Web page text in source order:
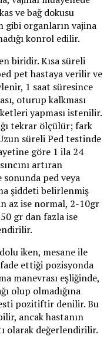
ve bağ dokusu
gibi organların vajina
konrol edilir.
biridir. Kısa süreli
pet hastaya verilir ve
1 saat süresince
oturup kalkması
yapması istenilir.
tekrar ölçülür; fark
süreli Ped testinde
göre 1 ila 24
artıran
ped veya
şiddeti belirlenmiş
az ise normal, 2-10gr
gr dan fazla ise
iken, mesane ile
ettiği pozisyonda
manevrası eşliğinde,
olup olmadığına
pozitiftir denilir. Bu
ancak hastanın
olarak değerlendirilir.